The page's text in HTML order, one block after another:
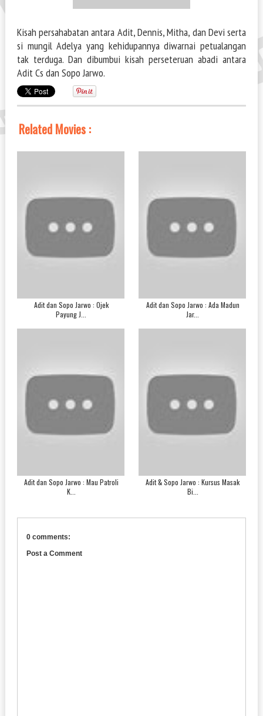
Kisah persahabatan antara Adit, Dennis, Mitha, dan Devi serta
si mungil Adelya yang kehidupannya diwarnai petualangan
tak terduga. Dan dibumbui kisah perseteruan abadi antara
Adit Cs dan Sopo Jarwo.
Related Movies :
Adit dan Sopo Jarwo : Ojek
Payung J...
Adit dan Sopo Jarwo : Ada Madun
Jar...
Adit dan Sopo Jarwo : Mau Patroli
K...
Adit & Sopo Jarwo : Kursus Masak
Bi...
0 comments:
Post a Comment